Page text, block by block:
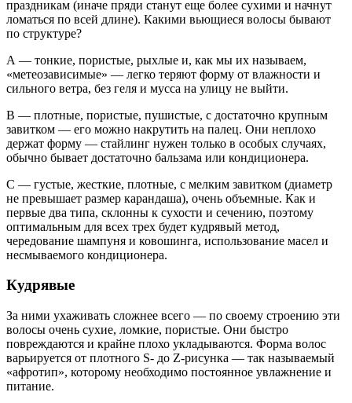
праздникам (иначе пряди станут еще более сухими и начнут
ломаться по всей длине). Какими вьющиеся волосы бывают
по структуре?
А — тонкие, пористые, рыхлые и, как мы их называем,
«метеозависимые» — легко теряют форму от влажности и
сильного ветра, без геля и мусса на улицу не выйти.
В — плотные, пористые, пушистые, с достаточно крупным
завитком — его можно накрутить на палец. Они неплохо
держат форму — стайлинг нужен только в особых случаях,
обычно бывает достаточно бальзама или кондиционера.
С — густые, жесткие, плотные, с мелким завитком (диаметр
не превышает размер карандаша), очень объемные. Как и
первые два типа, склонны к сухости и сечению, поэтому
оптимальным для всех трех будет кудрявый метод,
чередование шампуня и ковошинга, использование масел и
несмываемого кондиционера.
Кудрявые
За ними ухаживать сложнее всего — по своему строению эти
волосы очень сухие, ломкие, пористые. Они быстро
повреждаются и крайне плохо укладываются. Форма волос
варьируется от плотного S- до Z-рисунка — так называемый
«афротип», которому необходимо постоянное увлажнение и
питание.